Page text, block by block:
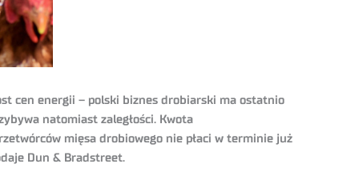
cen energii – polski biznes drobiarski ma ostatnio
natomiast zaległości. Kwota
mięsa drobiowego nie płaci w terminie już
Dun & Bradstreet.